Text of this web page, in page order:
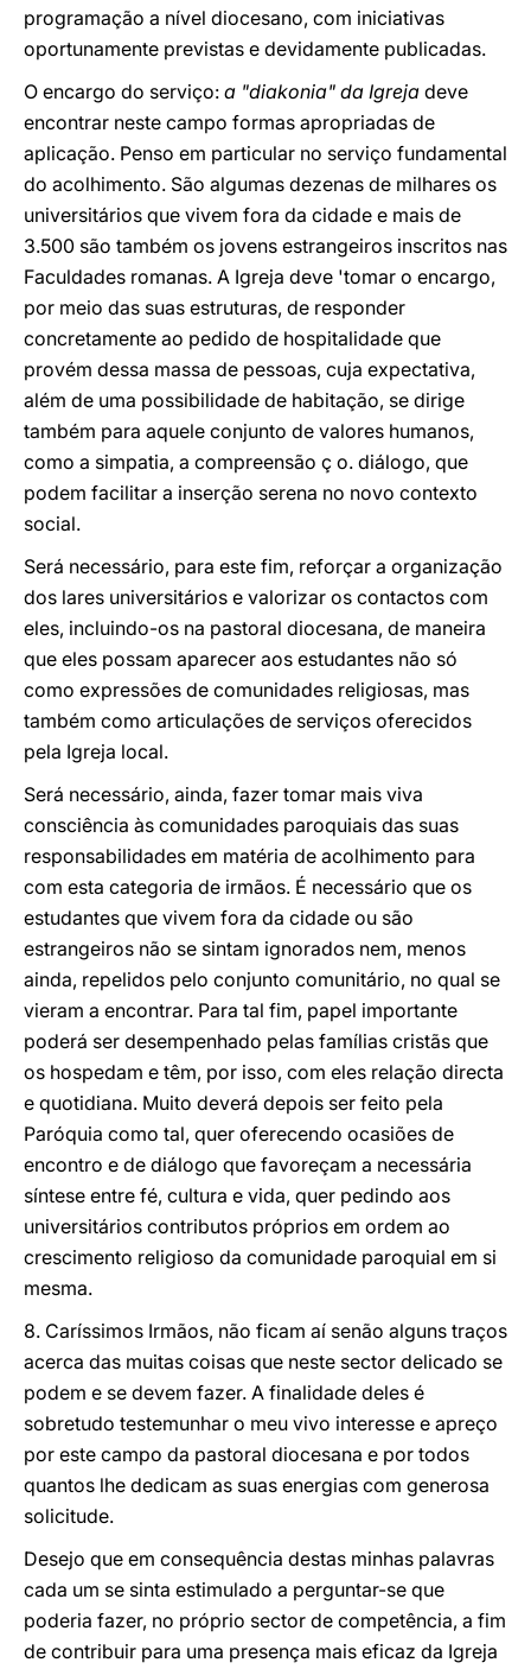
programação a nível diocesano, com iniciativas
oportunamente previstas e devidamente publicadas.
O encargo do serviço: a "diakonia" da Igreja deve
encontrar neste campo formas apropriadas de
aplicação. Penso em particular no serviço fundamental
do acolhimento. São algumas dezenas de milhares os
universitários que vivem fora da cidade e mais de
3.500 são também os jovens estrangeiros inscritos nas
Faculdades romanas. A Igreja deve 'tomar o encargo,
por meio das suas estruturas, de responder
concretamente ao pedido de hospitalidade que
provém dessa massa de pessoas, cuja expectativa,
além de uma possibilidade de habitação, se dirige
também para aquele conjunto de valores humanos,
como a simpatia, a compreensão ç o. diálogo, que
podem facilitar a inserção serena no novo contexto
social.
Será necessário, para este fim, reforçar a organização
dos lares universitários e valorizar os contactos com
eles, incluindo-os na pastoral diocesana, de maneira
que eles possam aparecer aos estudantes não só
como expressões de comunidades religiosas, mas
também como articulações de serviços oferecidos
pela Igreja local.
Será necessário, ainda, fazer tomar mais viva
consciência às comunidades paroquiais das suas
responsabilidades em matéria de acolhimento para
com esta categoria de irmãos. É necessário que os
estudantes que vivem fora da cidade ou são
estrangeiros não se sintam ignorados nem, menos
ainda, repelidos pelo conjunto comunitário, no qual se
vieram a encontrar. Para tal fim, papel importante
poderá ser desempenhado pelas famílias cristãs que
os hospedam e têm, por isso, com eles relação directa
e quotidiana. Muito deverá depois ser feito pela
Paróquia como tal, quer oferecendo ocasiões de
encontro e de diálogo que favoreçam a necessária
síntese entre fé, cultura e vida, quer pedindo aos
universitários contributos próprios em ordem ao
crescimento religioso da comunidade paroquial em si
mesma.
8. Caríssimos Irmãos, não ficam aí senão alguns traços
acerca das muitas coisas que neste sector delicado se
podem e se devem fazer. A finalidade deles é
sobretudo testemunhar o meu vivo interesse e apreço
por este campo da pastoral diocesana e por todos
quantos lhe dedicam as suas energias com generosa
solicitude.
Desejo que em consequência destas minhas palavras
cada um se sinta estimulado a perguntar-se que
poderia fazer, no próprio sector de competência, a fim
de contribuir para uma presença mais eficaz da Igreja